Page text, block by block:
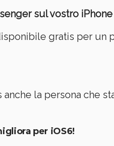
sul vostro iPhone
gratis per un
la persona che
per iOS6!